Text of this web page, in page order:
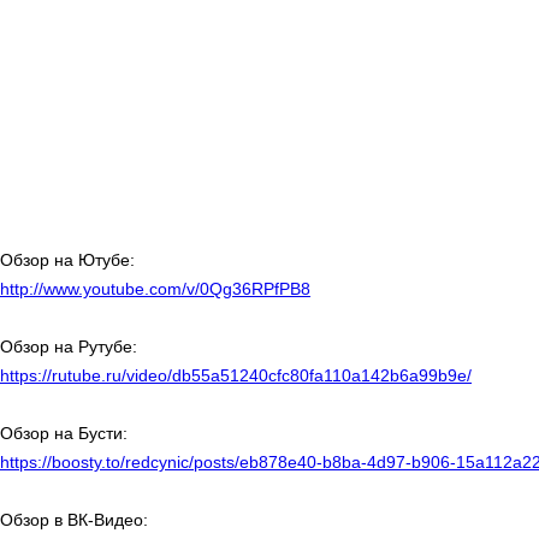
Обзор на Ютубе:
http://www.youtube.com/v/0Qg36RPfPB8
Обзор на Рутубе:
https://rutube.ru/video/db55a51240cfc80fa110a142b6a99b9e/
Обзор на Бусти:
https://boosty.to/redcynic/posts/eb878e40-b8ba-4d97-b906-
Обзор в ВК-Видео: